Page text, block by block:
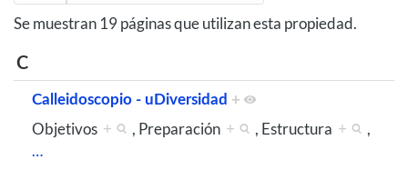
Se muestran 19 páginas que utilizan esta propiedad.
C
Calleidoscopio - uDiversidad +
Objetivos + , Preparación + , Estructura +
,
…